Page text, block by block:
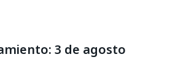
3 de agosto